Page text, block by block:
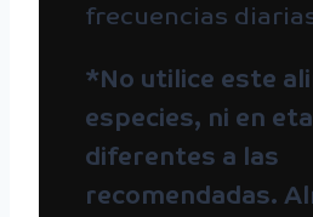
frecuencias
*No utilice este
especies, ni en
diferentes a las
recomendadas.